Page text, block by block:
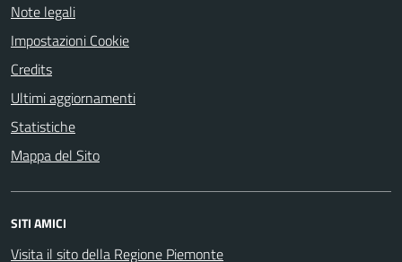
Note legali
Impostazioni Cookie
Credits
Ultimi aggiornamenti
Statistiche
Mappa del Sito
SITI AMICI
Visita il sito della Regione Piemonte